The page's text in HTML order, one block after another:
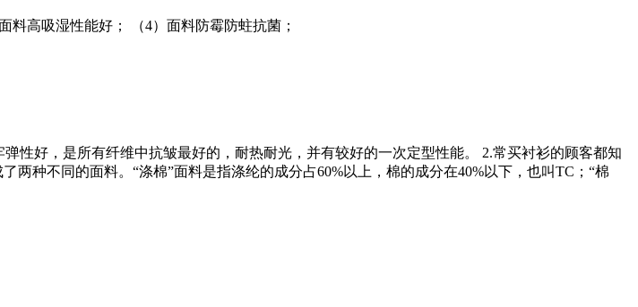
高吸湿性能好； （4）面料防霉防蛀抗菌；
性好，是所有纤维中抗皱最好的，耐热耐光，并有较好的一次定型性能。 2.常买衬衫的顾客都知
两种不同的面料。“涤棉”面料是指涤纶的成分占60%以上，棉的成分在40%以下，也叫TC；“棉